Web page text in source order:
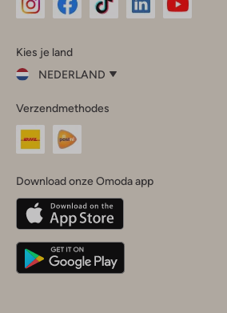
InstagramFacebook
Kies je land
NEDERLAND
je
land
Nederland
Belgique(Français)
Deutschland
Verzendmethodes
Download onze Omoda app